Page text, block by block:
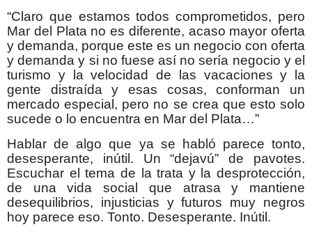
“Claro que estamos todos comprometidos, pero
Mar del Plata no es diferente, acaso mayor oferta
y demanda, porque este es un negocio con oferta
y demanda y si no fuese así no sería negocio y el
turismo y la velocidad de las vacaciones y la
gente distraída y esas cosas, conforman un
mercado especial, pero no se crea que esto solo
sucede o lo encuentra en Mar del Plata…”
Hablar de algo que ya se habló parece tonto,
desesperante, inútil. Un “dejavú” de pavotes.
Escuchar el tema de la trata y la desprotección,
de una vida social que atrasa y mantiene
desequilibrios, injusticias y futuros muy negros
hoy parece eso. Tonto. Desesperante. Inútil.